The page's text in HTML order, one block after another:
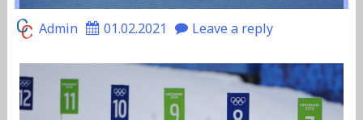
Admin 01.02.2021 Leave a reply